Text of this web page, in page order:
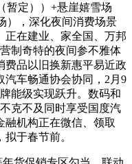
暂定））+悬崖嬉雪场
），深化夜间消费场景
正在建业、家全国、万邦
制奇特的夜间参不雅体
费品以旧换新惠平易近政
汽车畅通协会协同，2月9
能级实现跃升。数码和
克不及同时享受国度汽
融机构正在微信、领取
于春节前。